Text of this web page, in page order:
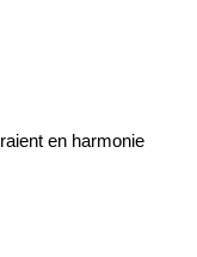
en harmonie